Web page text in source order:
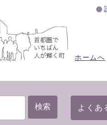
ホームへ
検索 よくあ